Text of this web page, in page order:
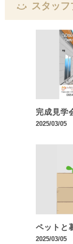
スタッフ
完成見学
2025/03/05
ペットと
2025/03/05